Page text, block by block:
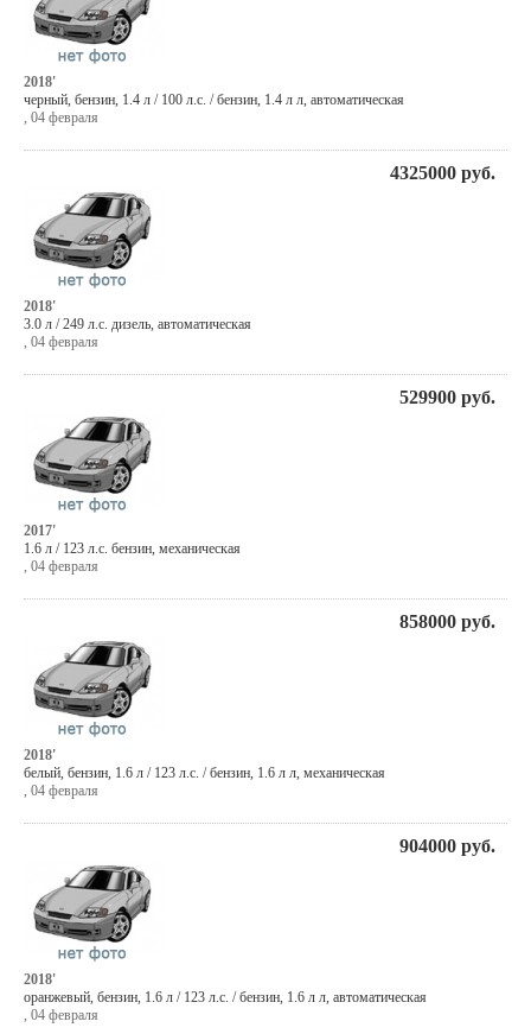
2018'
черный, бензин, 1.4 л / 100 л.с. / бензин, 1.4 л л, автоматическая
, 04 февраля
4325000 руб.
2018'
3.0 л / 249 л.с. дизель, автоматическая
, 04 февраля
529900 руб.
2017'
1.6 л / 123 л.с. бензин, механическая
, 04 февраля
858000 руб.
2018'
белый, бензин, 1.6 л / 123 л.с. / бензин, 1.6 л л, механическая
, 04 февраля
904000 руб.
2018'
оранжевый, бензин, 1.6 л / 123 л.с. / бензин, 1.6 л л, автоматическая
, 04 февраля